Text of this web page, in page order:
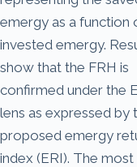
emergy as a function
invested emergy.
show that the FRH is
confirmed under the
lens as expressed by
proposed emergy
index (ERI). The most